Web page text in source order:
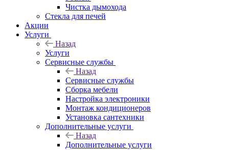
Чистка дымохода
Стекла для печей
Акции
Услуги
Назад
Услуги
Сервисные службы
Назад
Сервисные службы
Сборка мебели
Настройка электроники
Монтаж кондиционеров
Установка сантехники
Дополнительные услуги
Назад
Дополнительные услуги